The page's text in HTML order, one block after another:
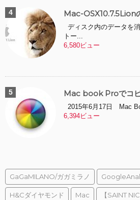
Mac-OSX10.7.5Lion
ディスク内のデータを
トー...
6,580ビュー
Mac book Proでコ
2015年6月17日 Mac
6,394ビュー
GaGaMILANO/ガガミラノ
H&Cダイヤモンド Mac 【SAINT